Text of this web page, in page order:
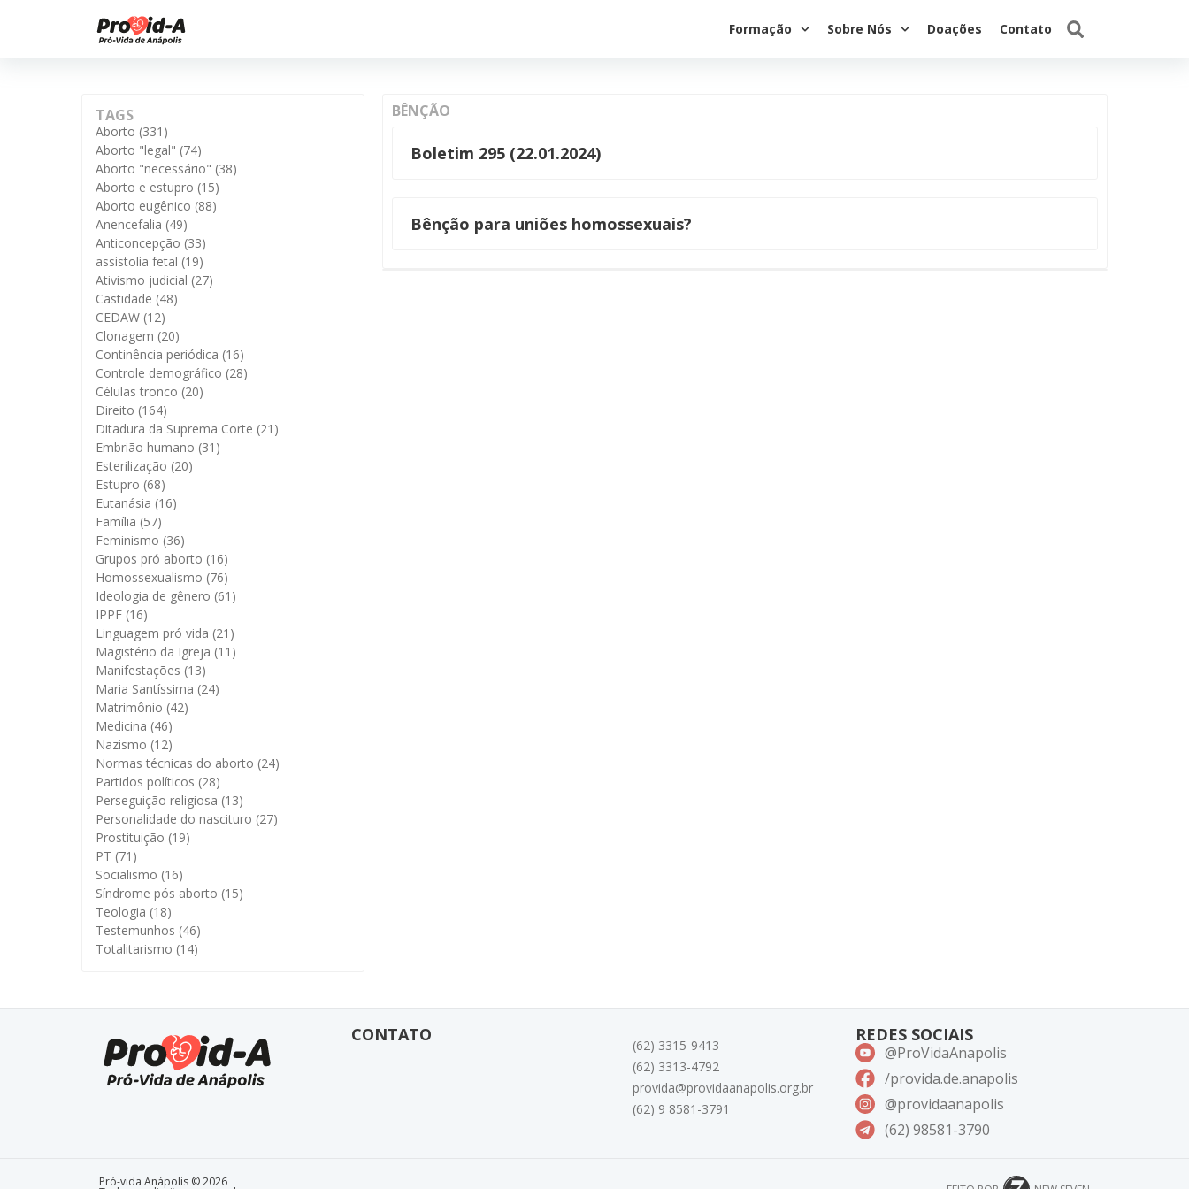
Formação Sobre Nós Doações Contato
TAGS
Aborto (331)
Aborto "legal" (74)
Aborto "necessário" (38)
Aborto e estupro (15)
Aborto eugênico (88)
Anencefalia (49)
Anticoncepção (33)
assistolia fetal (19)
Ativismo judicial (27)
Castidade (48)
CEDAW (12)
Clonagem (20)
Continência periódica (16)
Controle demográfico (28)
Células tronco (20)
Direito (164)
Ditadura da Suprema Corte (21)
Embrião humano (31)
Esterilização (20)
Estupro (68)
Eutanásia (16)
Família (57)
Feminismo (36)
Grupos pró aborto (16)
Homossexualismo (76)
Ideologia de gênero (61)
IPPF (16)
Linguagem pró vida (21)
Magistério da Igreja (11)
Manifestações (13)
Maria Santíssima (24)
Matrimônio (42)
Medicina (46)
Nazismo (12)
Normas técnicas do aborto (24)
Partidos políticos (28)
Perseguição religiosa (13)
Personalidade do nascituro (27)
Prostituição (19)
PT (71)
Socialismo (16)
Síndrome pós aborto (15)
Teologia (18)
Testemunhos (46)
Totalitarismo (14)
BÊNÇÃO
Boletim 295 (22.01.2024)
Bênção para uniões homossexuais?
CONTATO
(62) 3315-9413
(62) 3313-4792
provida@providaanapolis.org.br
(62) 9 8581-3791
REDES SOCIAIS
@ProVidaAnapolis
/provida.de.anapolis
@providaanapolis
(62) 98581-3790
Pró-vida Anápolis © 2026